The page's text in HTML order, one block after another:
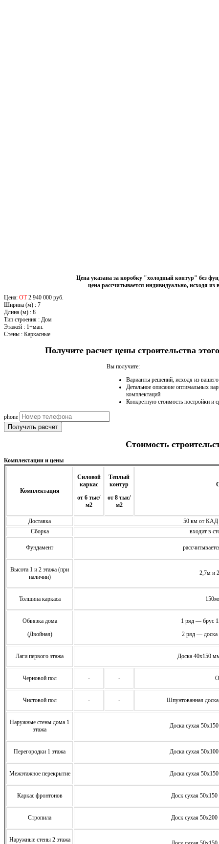
Цена указана за коробку "холодный контур" без
цена рассчитывается индивидуально, исходя из
Цена: ОТ 2 940 000 руб.
Ширина (м) : 7
Длина (м) : 8
Тип строения : Дом
Этажей : 1+ман.
Стены : Каркасные
Получите расчет цены строительства
Вы получите:
Варианты решений, исходя из
Детальное описание оптимальных
комплектаций
Конкретную стоимость постройки и
phone
Получить расчет
Стоимость
Комплектации и цены
Комплектация
Силовой
каркас
от 6 тыс/
м2
Теплый
контур
от 8 тыс/
м2
Доставка
50 км от КАД
Сборка
входит в
Фундамент
Высота 1 и 2 этажа (при
наличии)
2,7м и
Толщина каркаса
Обвязка дома
(Двойная)
1 ряд — брус
2 ряд —
Лаги первого этажа Доска 40х150
Черновой пол - -
Чистовой пол - - Шпунтованная
Наружные стены дома 1
этажа
Доска сухая
Перегородки 1 этажа Доска сухая
Межэтажное перекрытие Доска сухая
Каркас фронтонов Доск сухая
Стропила Доск сухая
Наружные стены 2 этажа